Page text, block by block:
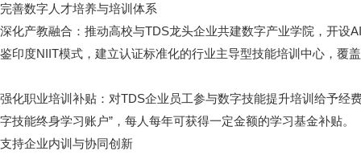
完善数字人才培养与培训体系
深化产教融合：推动高校与TDS龙头企业共建数字产业学院，开设
鉴印度NIIT模式，建立认证标准化的行业主导型技能培训中心，覆
强化职业培训补贴：对TDS企业员工参与数字技能提升培训给予经
字技能终身学习账户”，每人每年可获得一定金额的学习基金补贴。
支持企业内训与协同创新